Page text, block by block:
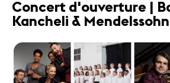
Concert d'ouverture |
Kancheli & Mendelssohn